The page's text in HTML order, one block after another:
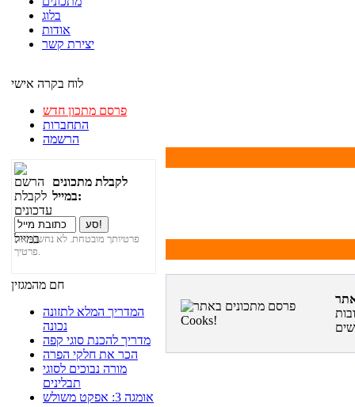
בלוג
אודות
יצירת קשר
לוח בקרה אישי
פרסם מתכון חדש
התחברות
הרשמה
לקבלת מתכונים
במייל:
פרטיותך מובטחת. לא נחשוף את
פרטיך.
חם מהמגזין
המדריך המלא לתזונה
נכונה
מדריך להכנת סוגי קפה
הכר את חלקי הפרה
מורה נבוכים לסוגי
תבלינים
אומגה 3: אפקט משולש